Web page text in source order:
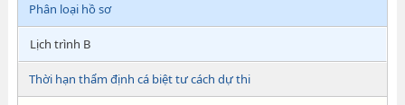
Phân loại hồ sơ
Lịch trình B
Thời hạn thẩm định cá biệt tư cách dự thi